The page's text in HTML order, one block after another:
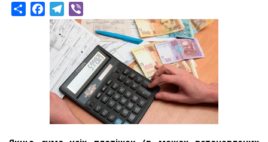
ShareFacebookTelegram